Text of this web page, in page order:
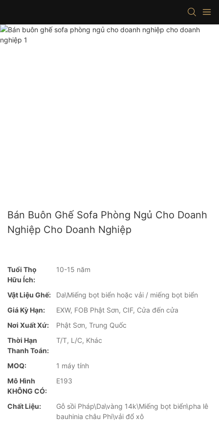
Bán Buôn Ghế Sofa Phòng Ngủ Cho Doanh
Nghiệp Cho Doanh Nghiệp
Tuổi Thọ
Hữu Ích:
10-15 năm
Vật Liệu Ghế:
Da\Miếng bọt biển hoặc vải / miếng bọt biển
Giá Kỳ Hạn:
EXW, FOB Phật Sơn, CIF, Cửa đến cửa
Nơi Xuất Xứ:
Phật Sơn, Trung Quốc
Thời Hạn
Thanh Toán:
T/T, L/C, Khác
MOQ:
1 máy tính
Mô Hình
KHÔNG CÓ:
E193
Chất Liệu:
Gỗ sồi Pháp\Da\vàng 14k\Miếng bọt biển\pha lê
bauhinia châu Phi\vải đổ xô